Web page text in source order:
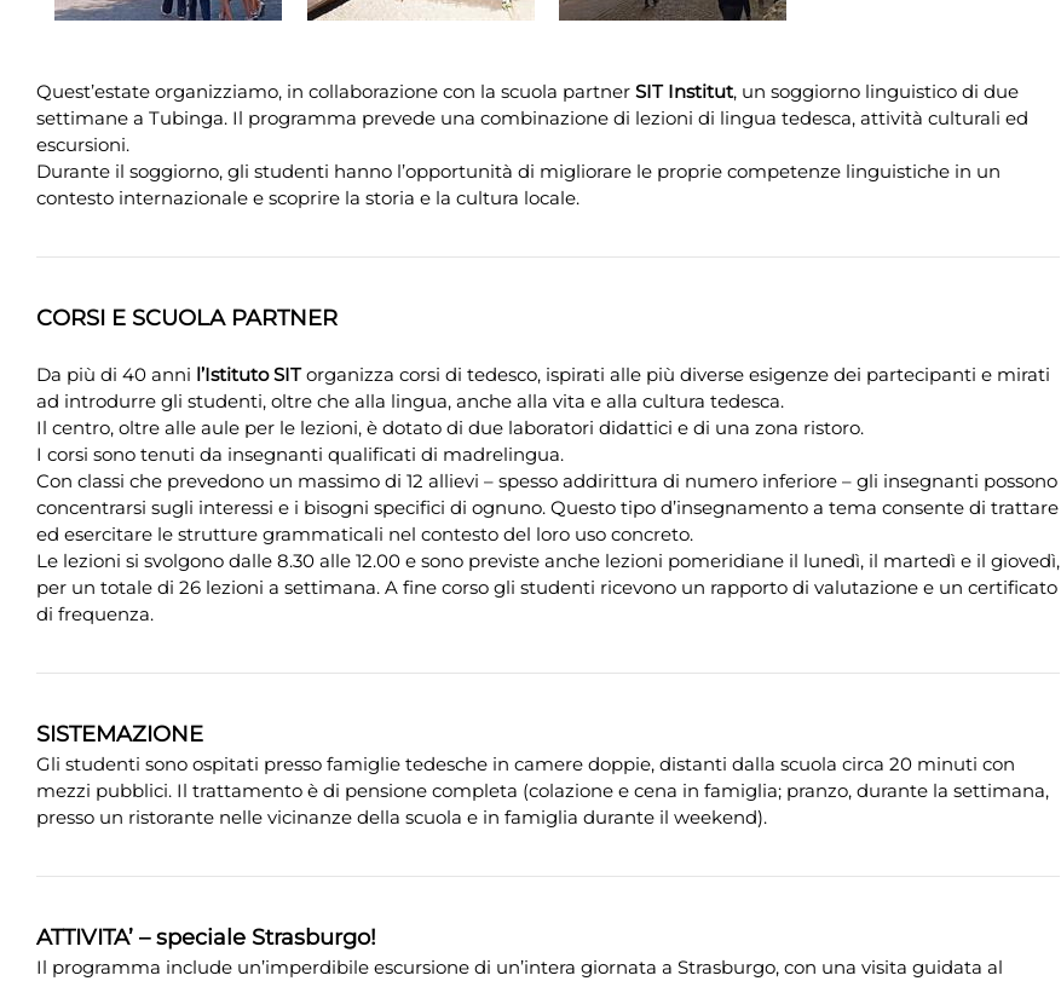
Quest’estate organizziamo, in collaborazione con la scuola partner SIT Institut, un soggiorno linguistico di due
settimane a Tubinga. Il programma prevede una combinazione di lezioni di lingua tedesca, attività culturali ed
escursioni.
Durante il soggiorno, gli studenti hanno l’opportunità di migliorare le proprie competenze linguistiche in un
contesto internazionale e scoprire la storia e la cultura locale.
CORSI E SCUOLA PARTNER
Da più di 40 anni l’Istituto SITorganizza corsi di tedesco, ispirati alle più diverse esigenze dei partecipanti e mirati
ad introdurre gli studenti, oltre che alla lingua, anche alla vita e alla cultura tedesca.
Il centro, oltre alle aule per le lezioni, è dotato di due laboratori didattici e di una zona ristoro.
I corsi sono tenuti da insegnanti qualificati di madrelingua.
Con classi che prevedono un massimo di 12 allievi – spesso addirittura di numero inferiore – gli insegnanti possono
concentrarsi sugli interessi e i bisogni specifici di ognuno. Questo tipo d’insegnamento a tema consente di trattare
ed esercitare le strutture grammaticali nel contesto del loro uso concreto.
Le lezioni si svolgono dalle 8.30 alle 12.00 e sono previste anche lezioni pomeridiane il lunedì, il martedì e il giovedì,
per un totale di 26 lezioni a settimana. A fine corso gli studenti ricevono un rapporto di valutazione e un certificato
di frequenza.
SISTEMAZIONE
Gli studenti sono ospitati presso famiglie tedesche in camere doppie, distanti dalla scuola circa 20 minuti con
mezzi pubblici. Il trattamento è di pensione completa (colazione e cena in famiglia; pranzo, durante la settimana,
presso un ristorante nelle vicinanze della scuola e in famiglia durante il weekend).
ATTIVITA’ – speciale Strasburgo!
Il programma include un’imperdibile escursione di un’intera giornata a Strasburgo, con una visita guidata al